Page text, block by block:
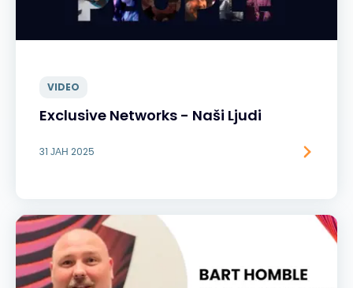
VIDEO
Exclusive Networks - Naši Ljudi
31 ЈАН 2025